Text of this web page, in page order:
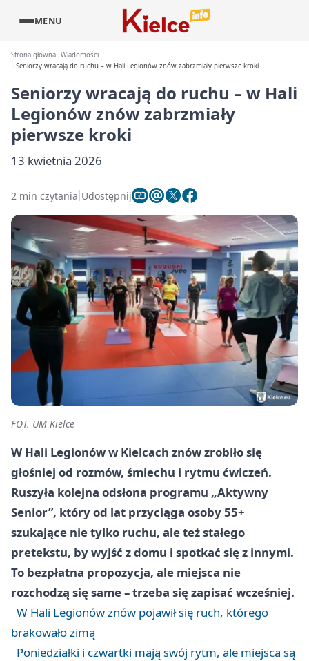
MENU
Strona główna Wiadomości
Seniorzy wracają do ruchu – w Hali Legionów znów zabrzmiały pierwsze kroki
Seniorzy wracają do ruchu – w Hali
Legionów znów zabrzmiały
pierwsze kroki
13 kwietnia 2026
2 min czytania Udostępnij
FOT. UM Kielce
W Hali Legionów w Kielcach znów zrobiło się
głośniej od rozmów, śmiechu i rytmu ćwiczeń.
Ruszyła kolejna odsłona programu „Aktywny
Senior”, który od lat przyciąga osoby 55+
szukające nie tylko ruchu, ale też stałego
pretekstu, by wyjść z domu i spotkać się z innymi.
To bezpłatna propozycja, ale miejsca nie
rozchodzą się same – trzeba się zapisać wcześniej.
W Hali Legionów znów pojawił się ruch, którego
brakowało zimą
Poniedziałki i czwartki mają swój rytm, ale miejsca są